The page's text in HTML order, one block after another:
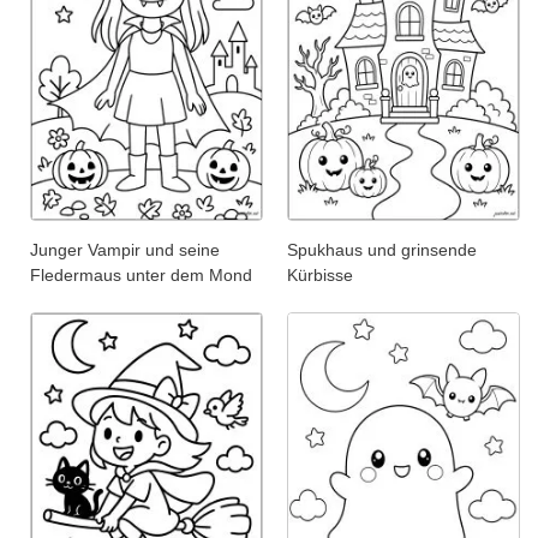
Junger Vampir und seine
Fledermaus unter dem Mond
Spukhaus und grinsende
Kürbisse